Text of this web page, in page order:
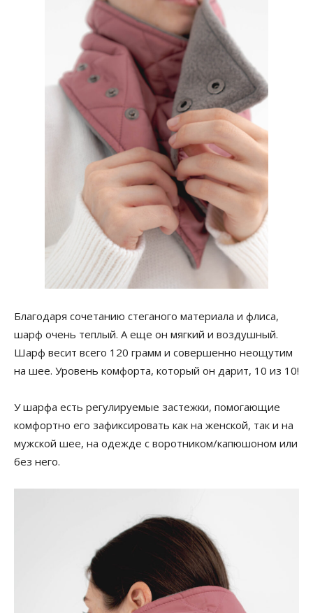
Благодаря сочетанию стеганого материала и флиса,
шарф очень теплый. А еще он мягкий и воздушный.
Шарф весит всего 120 грамм и совершенно неощутим
на шее. Уровень комфорта, который он дарит, 10 из 10!
У шарфа есть регулируемые застежки, помогающие
комфортно его зафиксировать как на женской, так и на
мужской шее, на одежде с воротником/капюшоном или
без него.